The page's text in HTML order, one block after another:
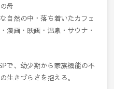
母
自然の中・落ち着いたカフェ
漫画・映画・温泉・サウナ・
で、幼少期から家族機能の不
生きづらさを抱える。